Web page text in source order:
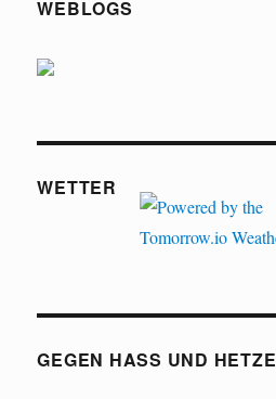
WEBLOGS
WETTER
GEGEN HASS UND HETZE